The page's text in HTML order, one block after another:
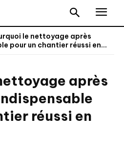
le nettoyage après
pour un chantier réussi en...
après
réussi en